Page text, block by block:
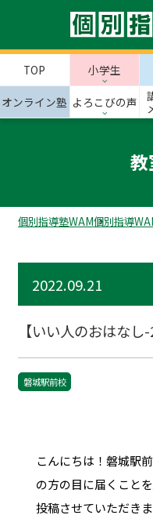
TOP 小学生
オンライン塾 よろこびの声
個別指導塾WAM個別指導
2022.09.21
【いい人のおはなし-
磐城駅前校
こんにちは！磐城駅
の方の目に届くことを
投稿させていただきま